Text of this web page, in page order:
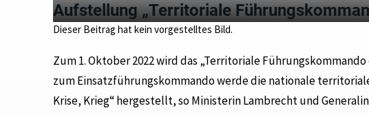
Aufstellung „Territoriale
Dieser Beitrag hat kein vorgestelltes Bild.
Zum 1. Oktober 2022 wird das „Territoriale
zum Einsatzführungskommando werde die nationale
Krise, Krieg“ hergestellt, so Ministerin Lambrecht und